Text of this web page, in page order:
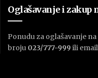
Oglašavanje i zakup
Ponudu za oglašavanje
broju 023/777-999 ili